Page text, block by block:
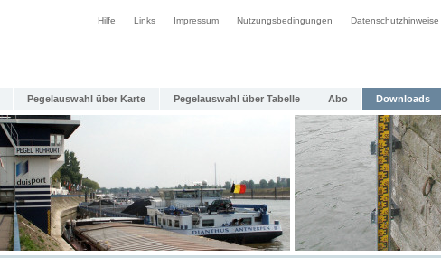
Hilfe Links Impressum Nutzungsbedingungen Datenschutzhinweise
Pegelauswahl über Karte Pegelauswahl über Tabelle Abo Downloads